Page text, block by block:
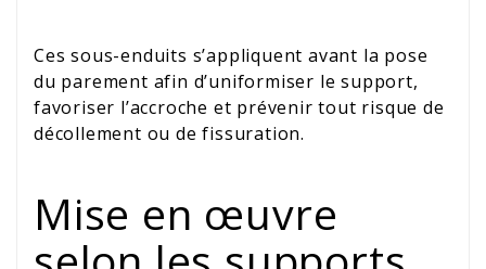
Ces sous-enduits s’appliquent avant la pose
du parement afin d’uniformiser le support,
favoriser l’accroche et prévenir tout risque de
décollement ou de fissuration.
Mise en œuvre